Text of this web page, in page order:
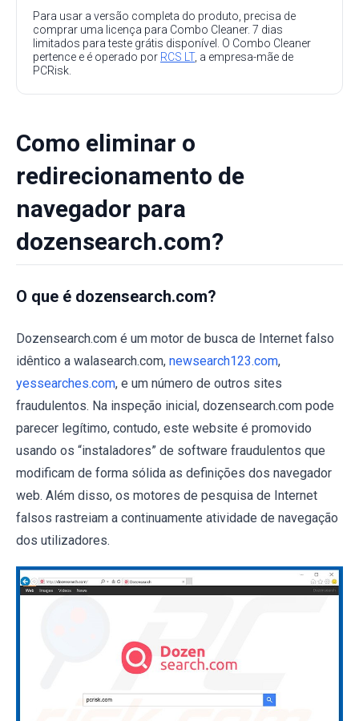
Para usar a versão completa do produto, precisa de
comprar uma licença para Combo Cleaner. 7 dias
limitados para teste grátis disponível. O Combo Cleaner
pertence e é operado por RCS LT, a empresa-mãe de
PCRisk.
Como eliminar o
redirecionamento de
navegador para
dozensearch.com?
O que é dozensearch.com?
Dozensearch.com é um motor de busca de Internet falso
idêntico a walasearch.com, newsearch123.com,
yessearches.com, e um número de outros sites
fraudulentos. Na inspeção inicial, dozensearch.com pode
parecer legítimo, contudo, este website é promovido
usando os “instaladores” de software fraudulentos que
modificam de forma sólida as definições dos navegador
web. Além disso, os motores de pesquisa de Internet
falsos rastreiam a continuamente atividade de navegação
dos utilizadores.